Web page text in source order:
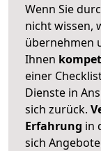
Wenn Sie
nicht wissen,
übernehmen
Ihnen
einer
Dienste in
sich zurück.
Erfahrung in
sich